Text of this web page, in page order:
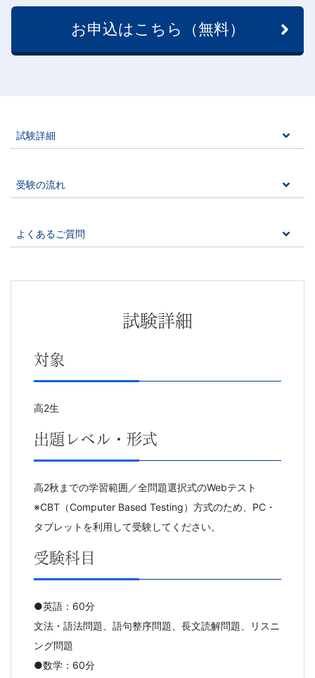
お申込はこちら（無料）
試験詳細
受験の流れ
よくあるご質問
試験詳細
対象
高2生
出題レベル・形式
高2秋までの学習範囲／全問題選択式のWebテスト
※CBT（Computer Based Testing）方式のため、PC・
タブレットを利用して受験してください。
受験科目
●英語：60分
文法・語法問題、語句整序問題、長文読解問題、リスニ
ング問題
●数学：60分